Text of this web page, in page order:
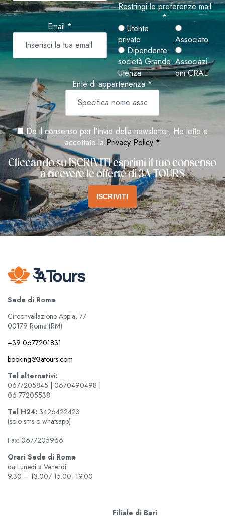
Email *
Restringi le preferenze mail
*
Utente
privato
Associato
Dipendente
società Grande
Utenza
Associazi
oni CRAL
Ente di appartenenza *
Do il consenso per l'invio della newsletter. Ho letto e
accettato la Privacy Policy *
Cliccando su ISCRIVITI esprimi il tuo consenso
a ricevere le offerte di 3A TOURS
ISCRIVITI
Sede di Roma
Circonvallazione Appia, 77
00179 Roma (RM)
+39 0677201831
booking@3atours.com
Tel alternativi:
0677205845 | 0670490498 |
06-77205538
Tel H24: 3426422423
(solo sms o whatsapp)
Fax: 0677205966
Orari Sede di Roma
da Lunedí a Venerdí
9.30 – 13.00/ 15.00- 19.00
Filiale di Bari